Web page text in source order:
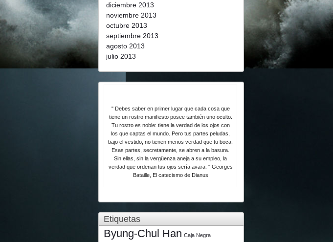
diciembre 2013
noviembre 2013
octubre 2013
septiembre 2013
agosto 2013
julio 2013
" Debes saber en primer lugar que cada cosa que
tiene un rostro manifiesto posee también uno oculto.
Tu rostro es noble: tiene la verdad de los ojos con
los que captas el mundo. Pero tus partes peludas,
bajo el vestido, no tienen menos verdad que tu boca.
Esas partes, secretamente, se abren a la basura.
Sin ellas, sin la vergüenza aneja a su empleo, la
verdad que ordenan tus ojos sería avara. " Georges
Bataille, El catecismo de Dianus
Etiquetas
Byung-Chul Han Caja Negra